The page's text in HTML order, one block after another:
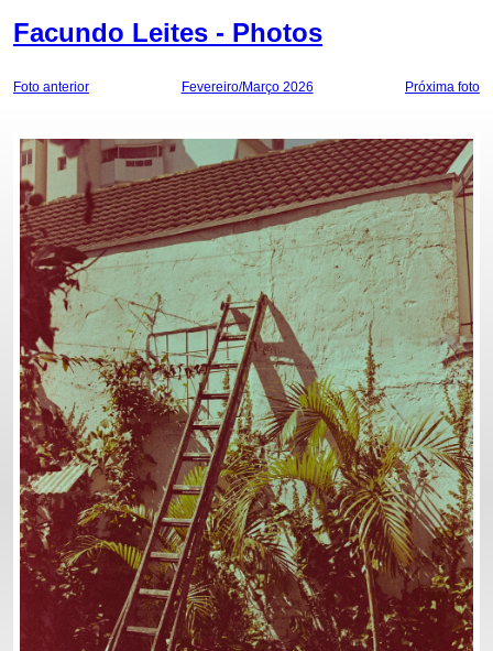
Facundo Leites - Photos
Foto anterior Fevereiro/Março 2026 Próxima foto